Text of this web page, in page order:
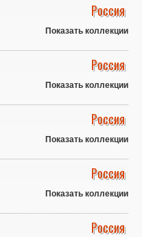
Россия
Показать коллекции
Россия
Показать коллекции
Россия
Показать коллекции
Россия
Показать коллекции
Россия